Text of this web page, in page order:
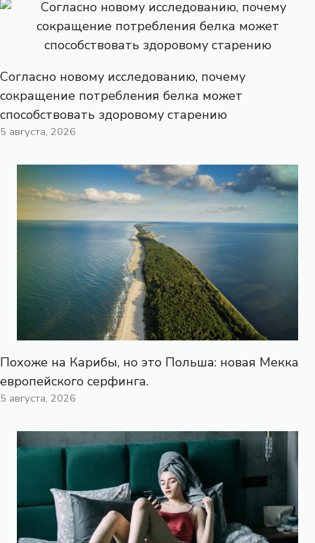
Согласно новому исследованию, почему
сокращение потребления белка может
способствовать здоровому старению
5 августа, 2026
Похоже на Карибы, но это Польша: новая Мекка
европейского серфинга.
5 августа, 2026